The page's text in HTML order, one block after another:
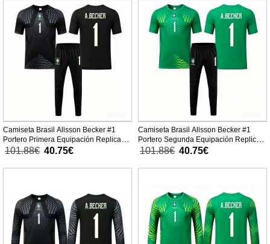
Camiseta Brasil Alisson Becker #1
Portero Primera Equipación Replica
Mundial 2026 para niños mangas
101.88€ 40.75€
Camiseta Brasil Alisson Becker #1
Portero Segunda Equipación Replica
Mundial 2026 para niños mangas
101.88€ 40.75€